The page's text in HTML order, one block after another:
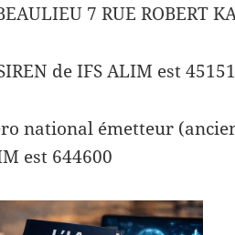
7 RUE ROBERT
de IFS ALIM est
national émetteur
est 644600